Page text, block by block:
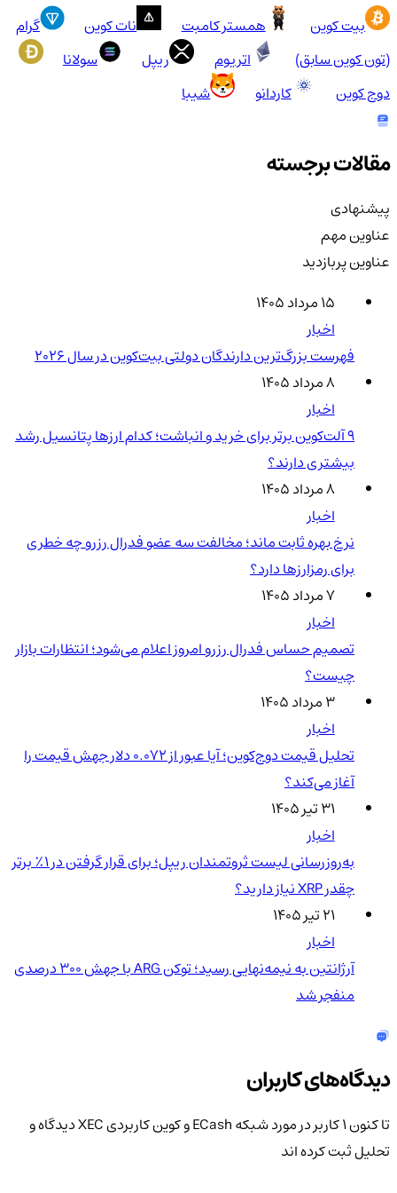
بیت کوین
همستر کامبت نات کوین
گرام
(تون کوین سابق)
اتریوم ریپل
سولانا
دوج کوین
کاردانو شیبا
مقالات برجسته
پیشنهادی
عناوین مهم
عناوین پربازدید
۱۵ مرداد ۱۴۰۵
اخبار
فهرست بزرگ‌ترین دارندگان دولتی بیت‌کوین در سال 2026
۸ مرداد ۱۴۰۵
اخبار
۹ آلت‌کوین برتر برای خرید و انباشت؛ کدام ارزها پتانسیل رشد
بیشتری دارند؟
۸ مرداد ۱۴۰۵
اخبار
نرخ بهره ثابت ماند؛ مخالفت سه عضو فدرال رزرو چه خطری
برای رمزارزها دارد؟
۷ مرداد ۱۴۰۵
اخبار
تصمیم حساس فدرال رزرو امروز اعلام می‌شود؛ انتظارات بازار
چیست؟
۳ مرداد ۱۴۰۵
اخبار
تحلیل قیمت دوج‌کوین؛ آیا عبور از ۰.۰۷۲ دلار جهش قیمت را
آغاز می‌کند؟
۳۱ تیر ۱۴۰۵
اخبار
به‌روزرسانی لیست ثروتمندان ریپل؛ برای قرار گرفتن در ۱٪ برتر
چقدر XRP نیاز دارید؟
۲۱ تیر ۱۴۰۵
اخبار
آرژانتین به نیمه‌نهایی رسید؛ توکن ARG با جهش ۳۰۰ درصدی
منفجر شد
دیدگاه‌های کاربران
تا کنون 1 کاربر در مورد شبکه ECash و کوین کاربردی XEC
دیدگاه و
تحلیل ثبت کرده اند